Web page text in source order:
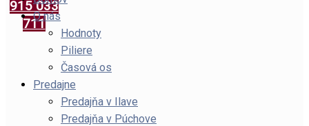
915 033
711O nás
Hodnoty
Piliere
Časová os
Predajne
Predajňa v Ilave
Predajňa v Púchove